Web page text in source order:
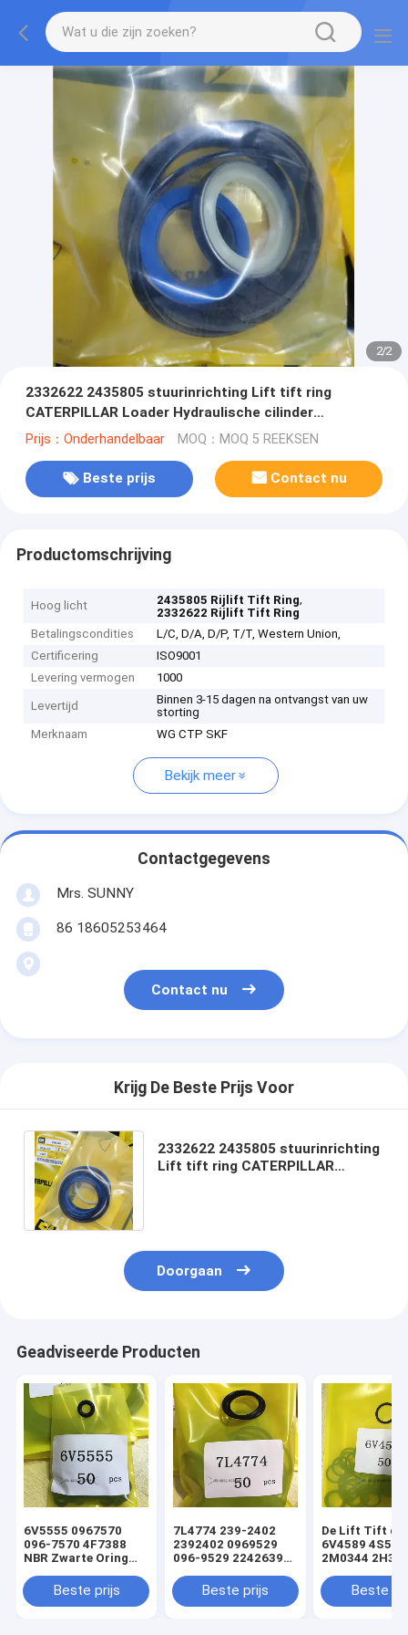
2/2
2332622 2435805 stuurinrichting Lift tift ring
CATERPILLAR Loader Hydraulische cilinder
afdichting kits
Prijs：Onderhandelbaar MOQ：MOQ 5 REEKSEN
Beste prijs Contact nu
Productomschrijving
Hoog licht 2435805 Rijlift Tift Ring,
2332622 Rijlift Tift Ring
Betalingscondities
L/C, D/A, D/P, T/T, Western Union,
Certificering
ISO9001
Levering vermogen
1000
Levertijd
Binnen 3-15 dagen na ontvangst van uw
storting
Merknaam
WG CTP SKF
Bekijk meer
Contactgegevens
Mrs. SUNNY
86 18605253464
Contact nu
Krijg De Beste Prijs Voor
2332622 2435805 stuurinrichting
Lift tift ring CATERPILLAR
Doorgaan
Geadviseerde Producten
6V5555 0967570
096-7570 4F7388
NBR Zwarte Oring
cilinderladerafdichtingsset
Beste prijs
7L4774 239-2402
2392402 0969529
096-9529 2242639
Zwarte Oring
hydraulische
Beste prijs
De Lift Tift die
6V4589
2M0344
de
Beste